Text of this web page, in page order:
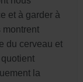
et à garder à
montrent
du cerveau et
quotient
la